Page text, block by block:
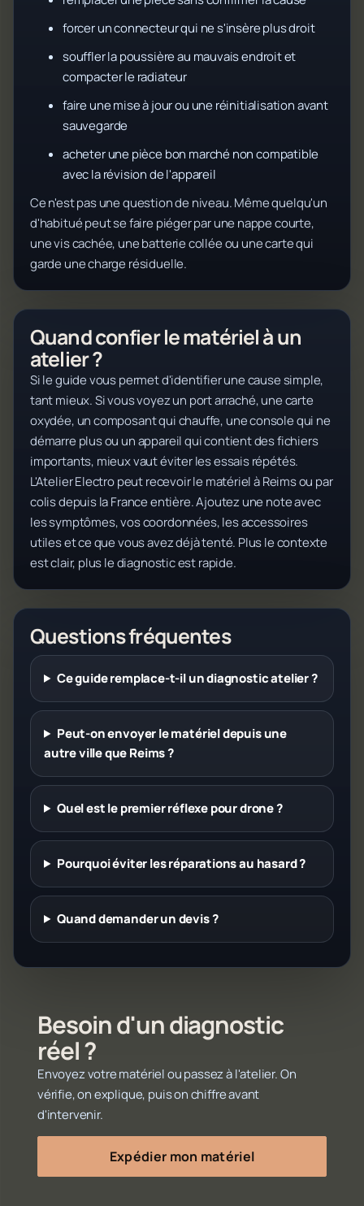
forcer un connecteur qui ne s'insère plus droit
souffler la poussière au mauvais endroit et
compacter le radiateur
faire une mise à jour ou une réinitialisation avant
sauvegarde
acheter une pièce bon marché non compatible
avec la révision de l'appareil
Ce n'est pas une question de niveau. Même quelqu'un
d'habitué peut se faire piéger par une nappe courte,
une vis cachée, une batterie collée ou une carte qui
garde une charge résiduelle.
Quand confier le matériel à un
atelier ?
Si le guide vous permet d'identifier une cause simple,
tant mieux. Si vous voyez un port arraché, une carte
oxydée, un composant qui chauffe, une console qui ne
démarre plus ou un appareil qui contient des fichiers
importants, mieux vaut éviter les essais répétés.
L'Atelier Electro peut recevoir le matériel à Reims ou par
colis depuis la France entière. Ajoutez une note avec
les symptômes, vos coordonnées, les accessoires
utiles et ce que vous avez déjà tenté. Plus le contexte
est clair, plus le diagnostic est rapide.
Questions fréquentes
Ce guide remplace-t-il un diagnostic atelier ?
Peut-on envoyer le matériel depuis une
autre ville que Reims ?
Quel est le premier réflexe pour drone ?
Pourquoi éviter les réparations au hasard ?
Quand demander un devis ?
Besoin d'un diagnostic
réel ?
Envoyez votre matériel ou passez à l'atelier. On
vérifie, on explique, puis on chiffre avant
d'intervenir.
Expédier mon matériel